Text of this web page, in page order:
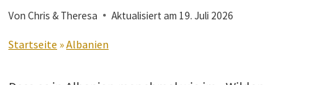
Von Chris & Theresa Aktualisiert am 19. Juli 2026
Startseite »Albanien